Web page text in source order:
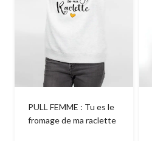
PULL FEMME : Tu es le
fromage de ma raclette